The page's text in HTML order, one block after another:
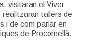
visitaran el Viver
realitzaran tallers de
i de com parlar en
de Procornellà.